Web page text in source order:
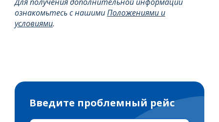
ознакомьтесь с нашимиПоложениями и
условиями.
Введите проблемный рейс